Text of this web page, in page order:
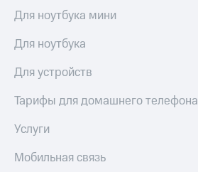
другое
Семейная
группа
Скидка
общие
к геолокации
Посмотрите,
полезного
в нашем
Музыка
Для ноутбука мини
Для ноутбука
Для устройств
Тарифы для домашнего телефона
Услуги
Мобильная связь